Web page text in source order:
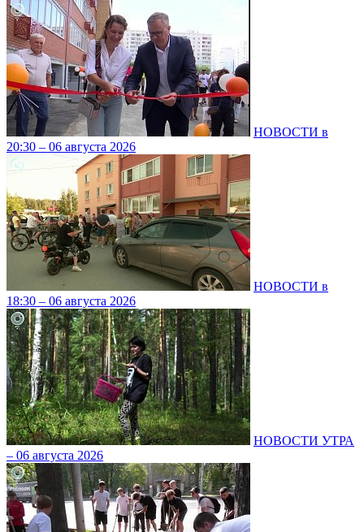
НОВОСТИ в
20:30 – 06 августа 2026
НОВОСТИ в
18:30 – 06 августа 2026
НОВОСТИ УТРА
– 06 августа 2026